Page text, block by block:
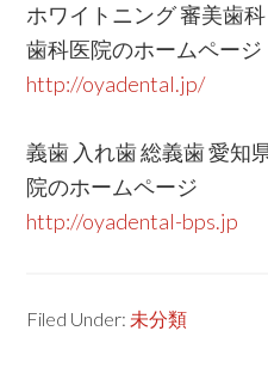
ホワイトニング 審美歯
歯科医院のホームページ
http://oyadental.jp/
義歯 入れ歯 総義歯 愛知
院のホームページ
http://oyadental-bps.jp
Filed Under: 未分類